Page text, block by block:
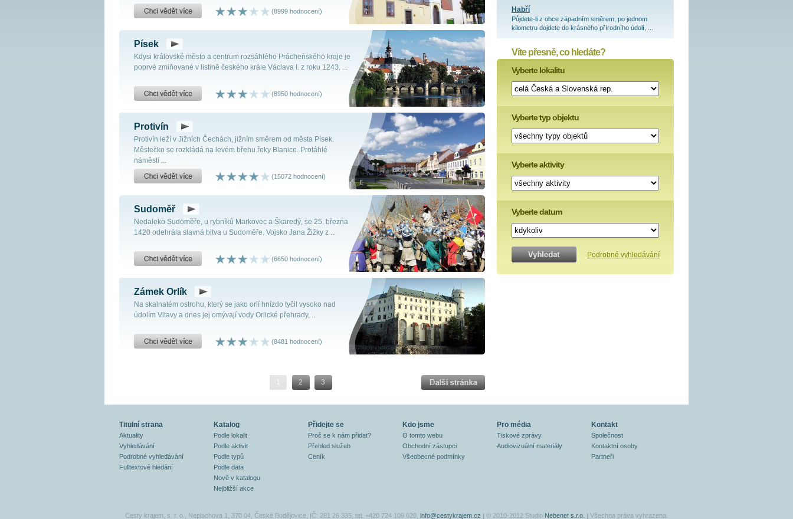
(8999 hodnocení)
Písek
Kdysi královské město a centrum rozsáhlého Prácheňského kraje je
poprvé zmiňované v listině českého krále Václava I. z roku 1243. ...
(8950 hodnocení)
Protivín
Protivín leží v Jižních Čechách, jižním směrem od města Písek.
Městečko se rozkládá na levém břehu řeky Blanice. Protáhlé
náměstí ...
(15072 hodnocení)
Sudoměř
Nedaleko Sudoměře, u rybníků Markovec a Škaredý, se 25. března
1420 odehrála slavná bitva u Sudoměře. Vojsko Jana Žižky z ...
(6650 hodnocení)
Zámek Orlík
Na skalnatém ostrohu, který se jako orlí hnízdo tyčil vysoko nad
údolím Vltavy a dnes jej omývají vody Orlické přehrady, ...
(8481 hodnocení)
1 2 3
Habří
Půjdete-li z obce západním směrem, po jednom
kilometru dojdete do krásného přírodního údolí, ...
Víte přesně, co hledáte?
Vyberte lokalitu
Vyberte typ objektu
Vyberte aktivity
Vyberte datum
Podrobné vyhledávání
Titulní strana
Aktuality
Vyhledávání
Podrobné vyhledávání
Fulltextové hledání
Katalog
Podle lokalit
Podle aktivit
Podle typů
Podle data
Nově v katalogu
Nejbližší akce
Přidejte se
Proč se k nám přidat?
Přehled služeb
Ceník
Kdo jsme
O tomto webu
Obchodní zástupci
Všeobecné podmínky
Pro média
Tiskové zprávy
Audiovizuální materiály
Kontakt
Společnost
Kontaktní osoby
Partneři
Cesty krajem, s. r. o., Neplachova 1, 370 04, České Budějovice, IČ: 281 26 335, tel. +420 724 109 020, info@cestykrajem.cz | © 2010-2012 Studio Nebenet s.r.o. | Všechna práva vyhrazena.